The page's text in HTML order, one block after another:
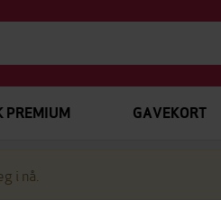
PREMIUM GAVEKORT
i nå.